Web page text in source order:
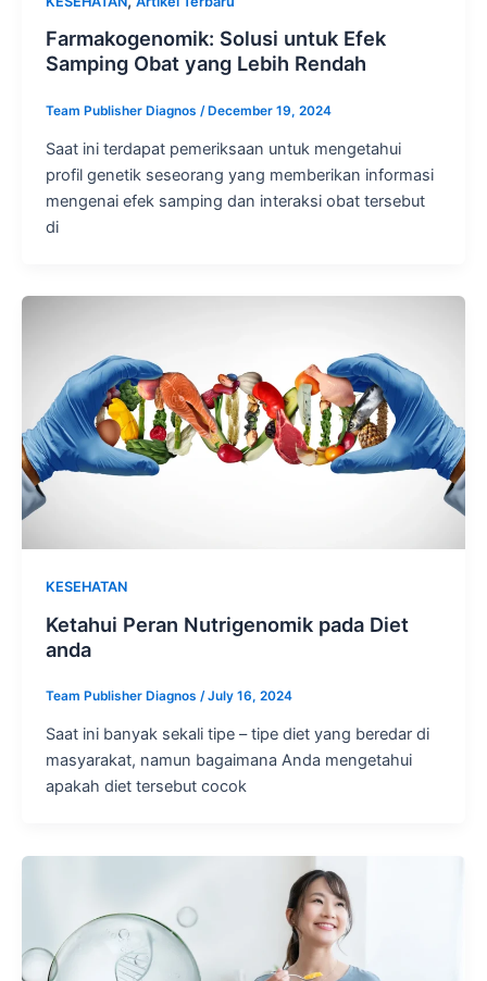
Farmakogenomik: Solusi untuk Efek
Samping Obat yang Lebih Rendah
Team Publisher Diagnos / December 19, 2024
Saat ini terdapat pemeriksaan untuk mengetahui
profil genetik seseorang yang memberikan informasi
mengenai efek samping dan interaksi obat tersebut
di
KESEHATAN
Ketahui Peran Nutrigenomik pada Diet
anda
Team Publisher Diagnos /July 16, 2024
Saat ini banyak sekali tipe – tipe diet yang beredar di
masyarakat, namun bagaimana Anda mengetahui
apakah diet tersebut cocok